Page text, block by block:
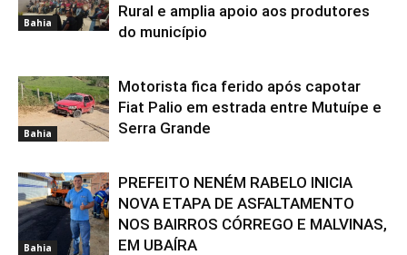
Bahia
Rural e amplia apoio aos produtores
do município
Bahia
Motorista fica ferido após capotar
Fiat Palio em estrada entre Mutuípe e
Serra Grande
Bahia
PREFEITO NENÉM RABELO INICIA
NOVA ETAPA DE ASFALTAMENTO
NOS BAIRROS CÓRREGO E MALVINAS,
EM UBAÍRA